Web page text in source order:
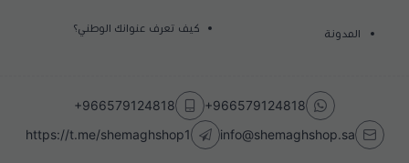
المدونة كيف تعرف عنوانك الوطني؟
+966579124818
+966579124818
info@shemaghshop.sa
https://t.me/shemaghshop1